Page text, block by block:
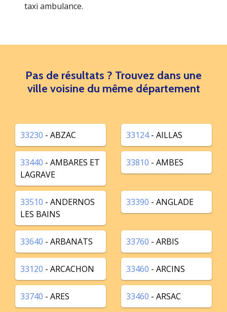
taxi ambulance.
Pas de résultats ? Trouvez dans une
ville voisine du même département
33230 - ABZAC 33124- AILLAS
33440 - AMBARES ET
LAGRAVE
33810 - AMBES
33510 - ANDERNOS
LES BAINS
33390 - ANGLADE
33640 - ARBANATS 33760 - ARBIS
33120 - ARCACHON 33460 - ARCINS
33740 - ARES 33460 - ARSAC